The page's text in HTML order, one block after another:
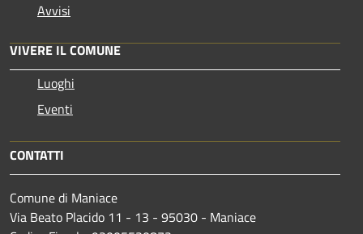
Avvisi
VIVERE IL COMUNE
Luoghi
Eventi
CONTATTI
Comune di Maniace
Via Beato Placido 11 - 13 - 95030 - Maniace